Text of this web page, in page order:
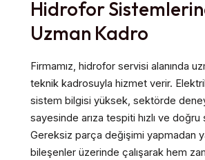
Hidrofor
Uzman Kadro
Firmamız, hidrofor servisi alanında
teknik kadrosuyla hizmet verir.
sistem bilgisi yüksek, sektörde
sayesinde arıza tespiti hızlı ve doğru
Gereksiz parça değişimi yapmadan
bileşenler üzerinde çalışarak hem